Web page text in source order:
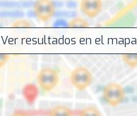
Ver resultados en el mapa